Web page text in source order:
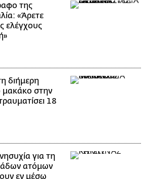
της
«Άρετε
ελέγχους
διήμερη
στην
18
για τη
ατόμων
εν μέσω